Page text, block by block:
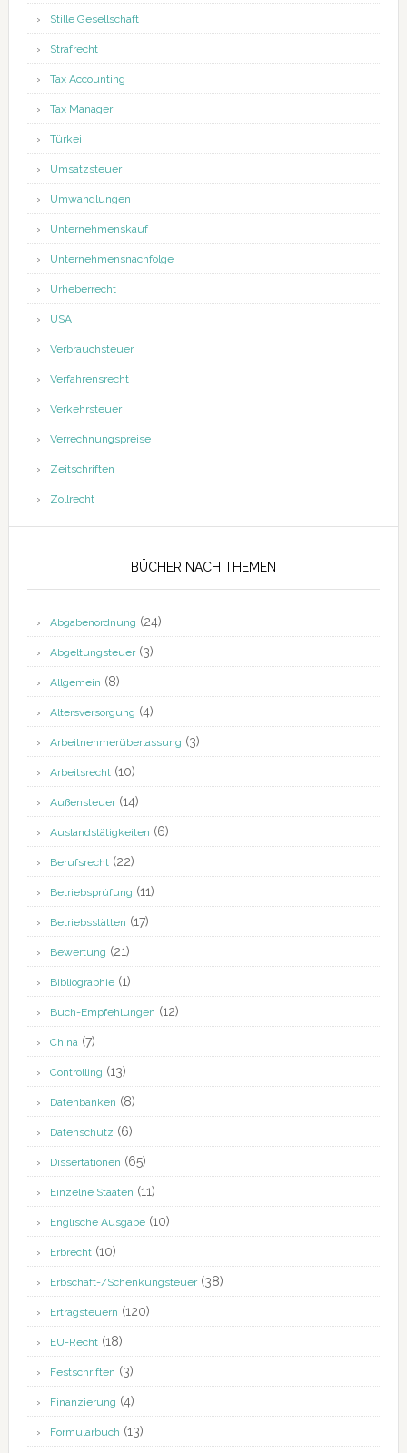
Stille Gesellschaft
Strafrecht
Tax Accounting
Tax Manager
Türkei
Umsatzsteuer
Umwandlungen
Unternehmenskauf
Unternehmensnachfolge
Urheberrecht
USA
Verbrauchsteuer
Verfahrensrecht
Verkehrsteuer
Verrechnungspreise
Zeitschriften
Zollrecht
BÜCHER NACH THEMEN
Abgabenordnung (24)
Abgeltungsteuer(3)
Allgemein (8)
Altersversorgung (4)
Arbeitnehmerüberlassung (3)
Arbeitsrecht(10)
Außensteuer(14)
Auslandstätigkeiten (6)
Berufsrecht(22)
Betriebsprüfung (11)
Betriebsstätten (17)
Bewertung (21)
Bibliographie(1)
Buch-Empfehlungen (12)
China(7)
Controlling (13)
Datenbanken (8)
Datenschutz (6)
Dissertationen (65)
Einzelne Staaten (11)
Englische Ausgabe(10)
Erbrecht(10)
Erbschaft-/Schenkungsteuer(38)
Ertragsteuern (120)
EU-Recht(18)
Festschriften (3)
Finanzierung (4)
Formularbuch (13)